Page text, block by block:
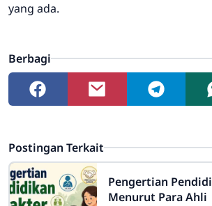
yang ada.
Berbagi
Postingan Terkait
Pengertian
Menurut Para Ahli